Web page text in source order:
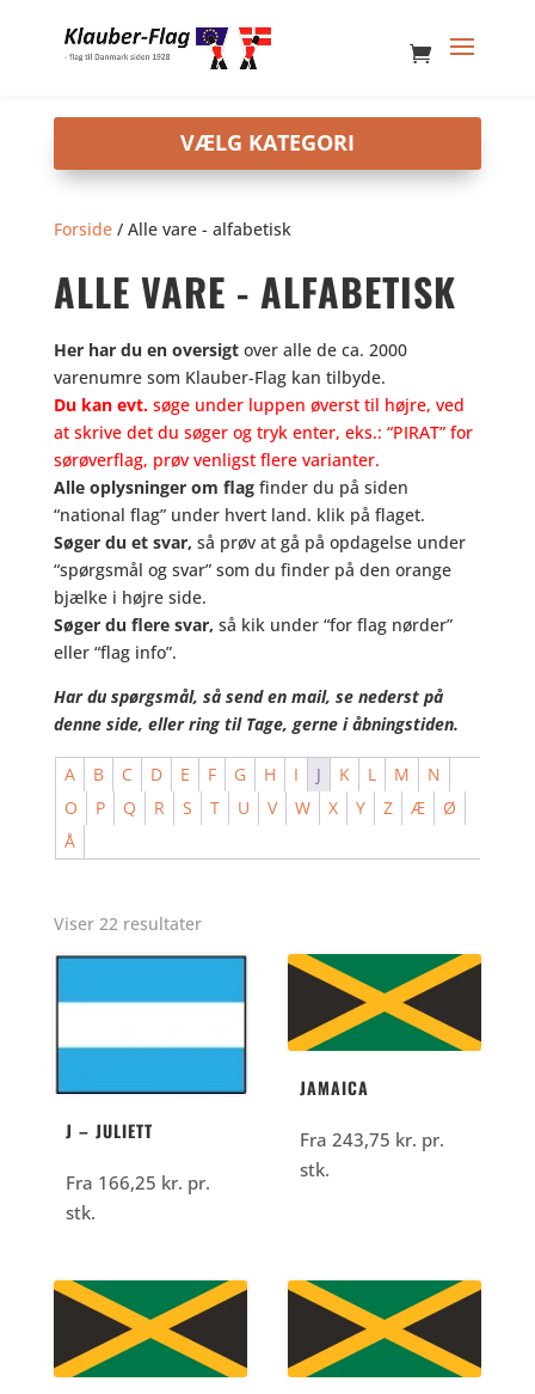
Forside/ Alle vare - alfabetisk
ALLE VARE - ALFABETISK
Her har du en oversigtover alle de ca. 2000
varenumre som Klauber-Flag kan tilbyde.
Du kan evt.søge under luppen øverst til højre, ved
at skrive det du søger og tryk enter, eks.: “PIRAT” for
sørøverflag, prøv venligst flere varianter.
Alle oplysninger om flagfinder du på siden
“national flag” under hvert land. klik på flaget.
Søger du et svar, så prøv at gå på opdagelse under
“spørgsmål og svar” som du finder på den orange
bjælke i højre side.
Søger du flere svar, så kik under “for flag nørder”
eller “flag info”.
Har du spørgsmål, så send en mail, se nederst på
denne side, eller ring til Tage, gerne i åbningstiden.
A B C D E F G H I J K L M
N
O
P Q R S T U V W X Y Z Æ
Ø
Å
Viser 22 resultater
J – JULIETT
Fra 166,25 kr. pr.
stk.
JAMAICA
Fra243,75 kr. pr.
stk.